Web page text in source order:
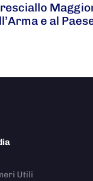
e al
Utili